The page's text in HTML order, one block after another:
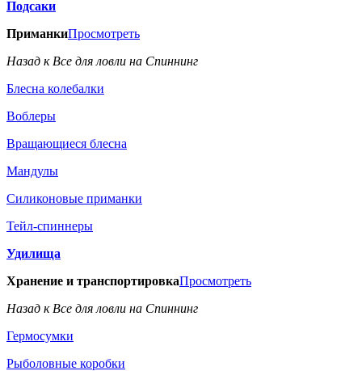
Подсаки
ПриманкиПросмотреть
Назад к Все для ловли на Спиннинг
Блесна колебалки
Воблеры
Вращающиеся блесна
Мандулы
Силиконовые приманки
Тейл-спиннеры
Удилища
Хранение и транспортировкаПросмотреть
Назад к Все для ловли на Спиннинг
Гермосумки
Рыболовные коробки